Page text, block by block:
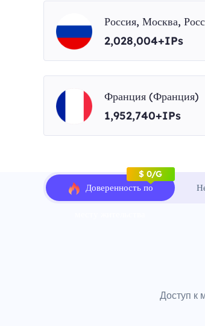
Россия, Москва,
2,028,004+IPs
Франция (Франция)
1,952,740+IPs
Доверенность по
$ 0/G
Доступ к